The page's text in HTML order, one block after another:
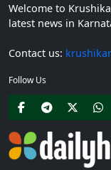
Welcome to
latest news in
Contact us:
Follow Us